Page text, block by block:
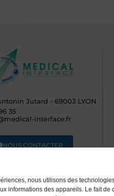
nous utilisons des
informations des appareils. Le fait de
Jutard - 69003 LYON​
35
interface.fr
NOUS CONTACTER